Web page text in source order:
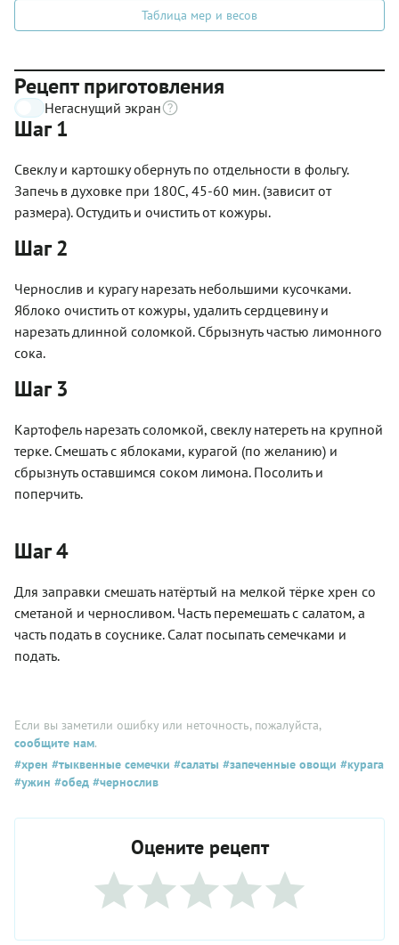
Таблица мер и весов
Рецепт приготовления
Негаснущий экран
Шаг 1
Свеклу и картошку обернуть по отдельности в фольгу.
Запечь в духовке при 180С, 45-60 мин. (зависит от
размера). Остудить и очистить от кожуры.
Шаг 2
Чернослив и курагу нарезать небольшими кусочками.
Яблоко очистить от кожуры, удалить сердцевину и
нарезать длинной соломкой. Сбрызнуть частью лимонного
сока.
Шаг 3
Картофель нарезать соломкой, свеклу натереть на крупной
терке. Смешать с яблоками, курагой (по желанию) и
сбрызнуть оставшимся соком лимона. Посолить и
поперчить.
Шаг 4
Для заправки смешать натёртый на мелкой тёрке хрен со
сметаной и черносливом. Часть перемешать с салатом, а
часть подать в соуснике. Салат посыпать семечками и
подать.
Если вы заметили ошибку или неточность, пожалуйста,
сообщите нам.
#хрен #тыквенные семечки #салаты #запеченные овощи #курага
#ужин #обед #чернослив
Оцените рецепт